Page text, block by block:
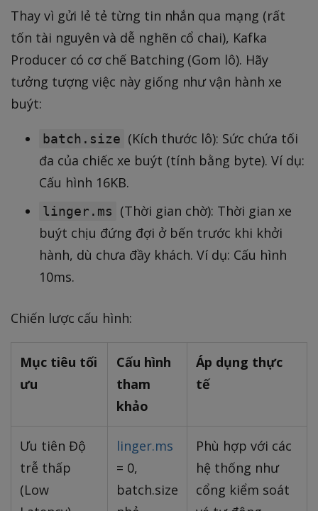
Thay vì gửi lẻ tẻ từng tin nhắn qua mạng (rất
tốn tài nguyên và dễ nghẽn cổ chai), Kafka
Producer có cơ chế Batching (Gom lô). Hãy
tưởng tượng việc này giống như vận hành xe
buýt:
batch.size (Kích thước lô): Sức chứa tối
đa của chiếc xe buýt (tính bằng byte). Ví dụ:
Cấu hình 16KB.
linger.ms
(Thời gian chờ): Thời gian xe
buýt chịu đứng đợi ở bến trước khi khởi
hành, dù chưa đầy khách. Ví dụ: Cấu hình
10ms.
Chiến lược cấu hình:
Mục tiêu tối
ưu
Cấu hình
tham
khảo
Áp dụng thực
tế
Ưu tiên Độ
trễ thấp
(Low
linger.ms
= 0,
batch.size
Phù hợp với các
hệ thống như
cổng kiểm soát